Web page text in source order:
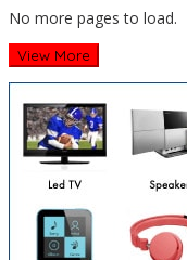
No more pages to load.
View More